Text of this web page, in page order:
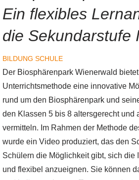
Ein flexibles
die Sekundarstufe
BILDUNG SCHULE
Der Biosphärenpark Wienerwald
Unterrichtsmethode eine innovative
rund um den Biosphärenpark und
den Klassen 5 bis 8 altersgerecht und
vermitteln. Im Rahmen der Methode
wurde ein Video produziert, das den
Schülern die Möglichkeit gibt, sich die
und flexibel anzueignen. Sie können